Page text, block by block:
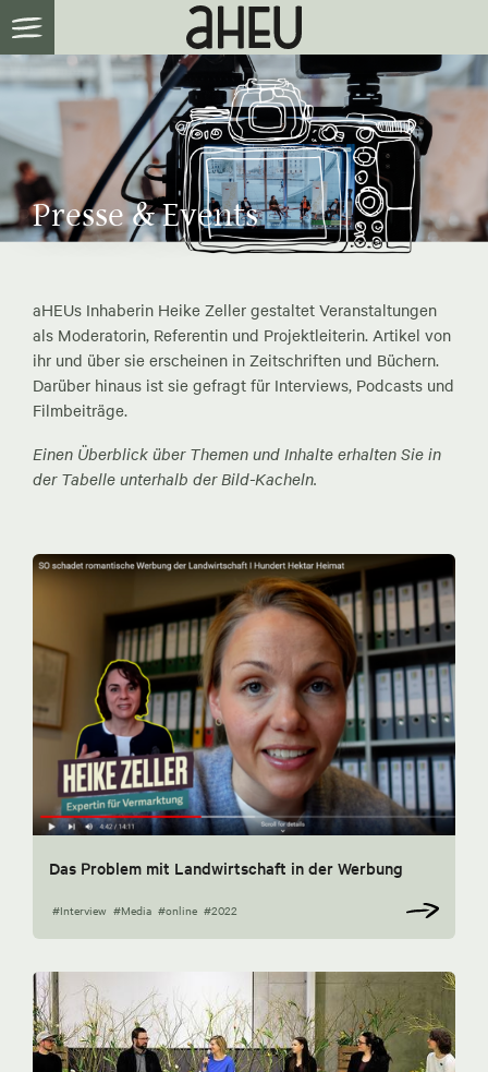
Presse & Events
aHEUs Inhaberin Heike Zeller gestaltet Veranstaltungen
als Moderatorin, Referentin und Projektleiterin. Artikel von
ihr und über sie erscheinen in Zeitschriften und Büchern.
Darüber hinaus ist sie gefragt für Interviews, Podcasts und
Filmbeiträge.
Einen Überblick über Themen und Inhalte erhalten Sie in
der Tabelle unterhalb der Bild-Kacheln.
Das Problem mit Landwirtschaft in der Werbung
#Interview #Media #online #2022